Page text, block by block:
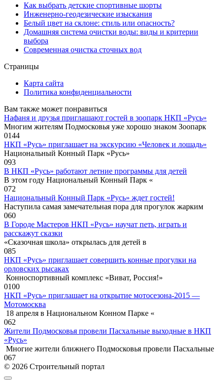
Как выбрать детские спортивные шорты
Инженерно-геодезические изыскания
Белый цвет на склоне: стиль или опасность?
Домашняя система очистки воды: виды и критерии
выбора
Современная очистка сточных вод
Страницы
Карта сайта
Политика конфиденциальности
Вам также может понравиться
Нафаня и друзья приглашают гостей в зоопарк НКП «Русь»
Многим жителям Подмосковья уже хорошо знаком Зоопарк
0144
НКП «Русь» приглашает на экскурсию «Человек и лошадь»
Национальный Конный Парк «Русь»
093
В НКП «Русь» работают летние программы для детей
В этом году Национальный Конный Парк «
072
Национальный Конный Парк «Русь» ждет гостей!
Наступила самая замечательная пора для прогулок жарким
060
В Городе Мастеров НКП «Русь» научат петь, играть и
расскажут сказки
«Сказочная школа» открылась для детей в
085
НКП «Русь» приглашает совершить конные прогулки на
орловских рысаках
Конноспортивный комплекс «Виват, Россия!»
0100
НКП «Русь» приглашает на открытие мотосезона-2015 —
Мотомосква
18 апреля в Национальном Конном Парке «
062
Жители Подмосковья провели Пасхальные выходные в НКП
«Русь»
Многие жители ближнего Подмосковья провели Пасхальные
067
© 2026 Строительный портал